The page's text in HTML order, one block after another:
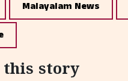
Malayalam News
this story